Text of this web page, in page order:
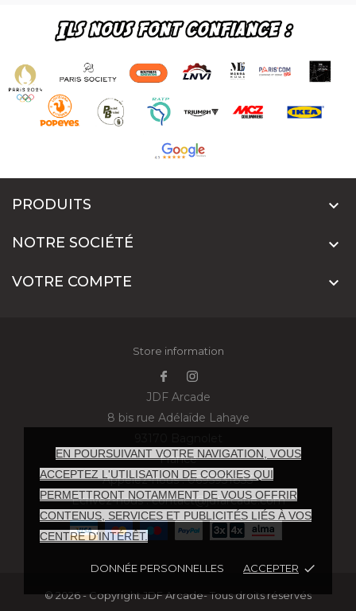
EN POURSUIVANT VOTRE NAVIGATION, VOUS
ACCEPTEZ L'UTILISATION DE COOKIES QUI
PERMETTRONT NOTAMMENT DE VOUS OFFRIR
CONTENUS, SERVICES ET PUBLICITÉS LIÉS À VOS
CENTRE D'INTÉRÊT.
DONNÉE PERSONNELLES ACCEPTER done
PRODUITS 
NOTRE SOCIÉTÉ 
VOTRE COMPTE 
Store information
JDF Arcade
8 bis rue Adélaïde Lahaye
France
Appelez-nous :0695931833
Écrivez-nous :contact@jdfarcade.com
© 2026 - Copyright JDF Arcade- Tous droits réservés